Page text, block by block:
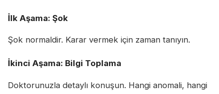
İlk Aşama: Şok
Şok normaldir. Karar vermek için zaman tanıyın.
İkinci Aşama: Bilgi Toplama
Doktorunuzla detaylı konuşun. Hangi anomali, hangi